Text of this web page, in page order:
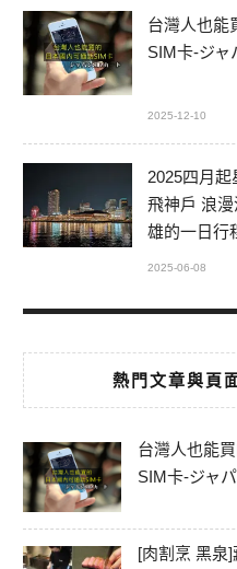
台灣人也能
SIM卡-ジャ
2025-12-10
2025四月
飛神戶 浪
雄的一日行
2025-06-08
熱門文章與頁
台灣人也能
SIM卡-ジャ
[肉割烹 黑泉]